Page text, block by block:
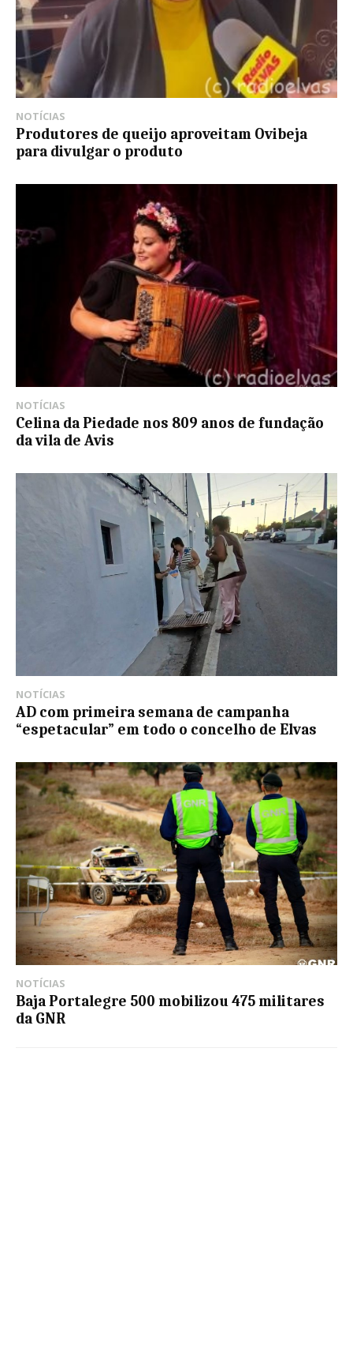
NOTÍCIAS
Produtores de queijo aproveitam Ovibeja
para divulgar o produto
NOTÍCIAS
Celina da Piedade nos 809 anos de fundação
da vila de Avis
NOTÍCIAS
AD com primeira semana de campanha
“espetacular” em todo o concelho de Elvas
NOTÍCIAS
Baja Portalegre 500 mobilizou 475 militares
da GNR